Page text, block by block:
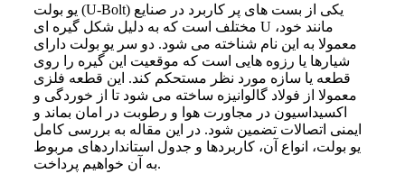
یو بولت (U-Bolt) یکی از بست های پر کاربرد در صنایع
مختلف است که به دلیل شکل گیره ای U مانند خود،
معمولا به این نام شناخته می شود. دو سر یو بولت دارای
شیارها یا رزوه هایی است که موقعیت این گیره را روی
قطعه یا سازه مورد نظر مستحکم کند. این قطعه فلزی
معمولا از فولاد گالوانیزه ساخته می‌ شود تا از خوردگی و
اکسیداسیون در مجاورت هوا و رطوبت در امان بماند و
ایمنی اتصالات تضمین شود. در این مقاله به بررسی کامل
یو بولت، انواع آن، کاربردها و جدول استانداردهای مربوط
به آن خواهیم پرداخت.